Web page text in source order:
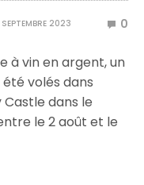
SEPTEMBRE 2023 0
à vin en argent, un
volés dans
Castle dans le
le 2 août et le